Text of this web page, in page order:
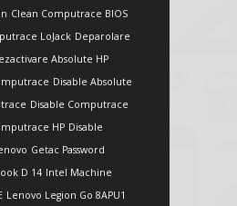
Clean Computrace BIOS
LoJack Deparolare
Absolute HP
Disable Absolute
Disable Computrace
HP Disable
Getac Password
D 14 Intel Machine
Lenovo Legion Go 8APU1